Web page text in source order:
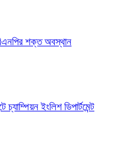
শক্ত অবস্থান
চ্যাম্পিয়ন ইংলিশ ডিপার্টমেন্ট